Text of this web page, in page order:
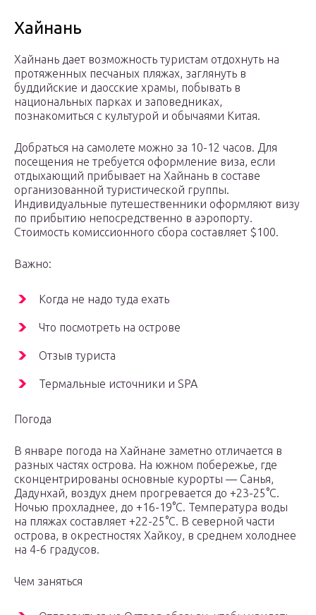
Хайнань
Хайнань дает возможность туристам отдохнуть на
протяженных песчаных пляжах, заглянуть в
буддийские и даосские храмы, побывать в
национальных парках и заповедниках,
познакомиться с культурой и обычаями Китая.
Добраться на самолете можно за 10-12 часов. Для
посещения не требуется оформление виза, если
отдыхающий прибывает на Хайнань в составе
организованной туристической группы.
Индивидуальные путешественники оформляют визу
по прибытию непосредственно в аэропорту.
Стоимость комиссионного сбора составляет $100.
Важно:
Когда не надо туда ехать
Что посмотреть на острове
Отзыв туриста
Термальные источники и SPA
Погода
В январе погода на Хайнане заметно отличается в
разных частях острова. На южном побережье, где
сконцентрированы основные курорты — Санья,
Дадунхай, воздух днем прогревается до +23-25°С.
Ночью прохладнее, до +16-19°С. Температура воды
на пляжах составляет +22-25°С. В северной части
острова, в окрестностях Хайкоу, в среднем холоднее
на 4-6 градусов.
Чем заняться